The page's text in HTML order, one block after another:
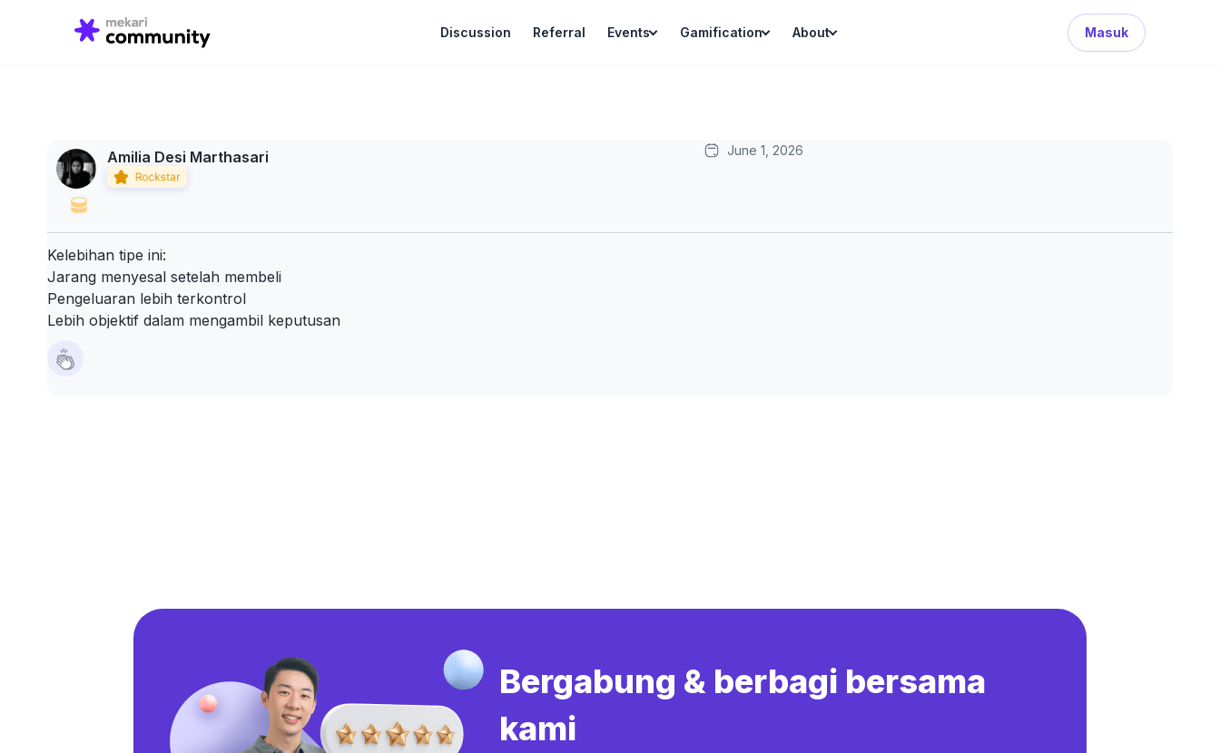
Discussion Referral Events Gamification About Masuk
for:
Search Button
Amilia Desi Marthasari June 1, 2026
Kelebihan tipe ini:
Jarang menyesal setelah membeli
Pengeluaran lebih terkontrol
Lebih objektif dalam mengambil keputusan
Bergabung & berbagi bersama
kami